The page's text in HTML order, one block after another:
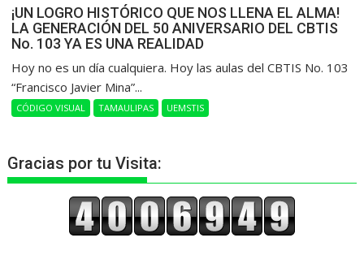
¡UN LOGRO HISTÓRICO QUE NOS LLENA EL ALMA!
LA GENERACIÓN DEL 50 ANIVERSARIO DEL CBTIS
No. 103 YA ES UNA REALIDAD
Hoy no es un día cualquiera. Hoy las aulas del CBTIS No. 103
“Francisco Javier Mina”...
CÓDIGO VISUAL TAMAULIPAS UEMSTIS
Gracias por tu Visita: